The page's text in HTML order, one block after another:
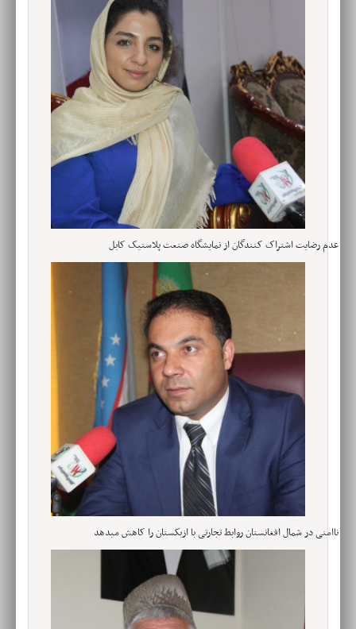
عدم رضایت اشتراک کنندگان از نمایشگاه صنعت پلاستیک کابل
ناامنی در شمال افغانستان روابط تجارتی با ازبکستان را کاهش میدهد